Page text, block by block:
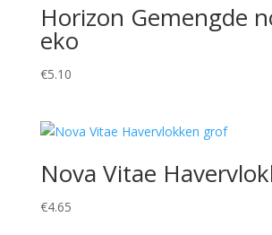
Horizon Gemengde
eko
€5.10
Nova Vitae
€4.65